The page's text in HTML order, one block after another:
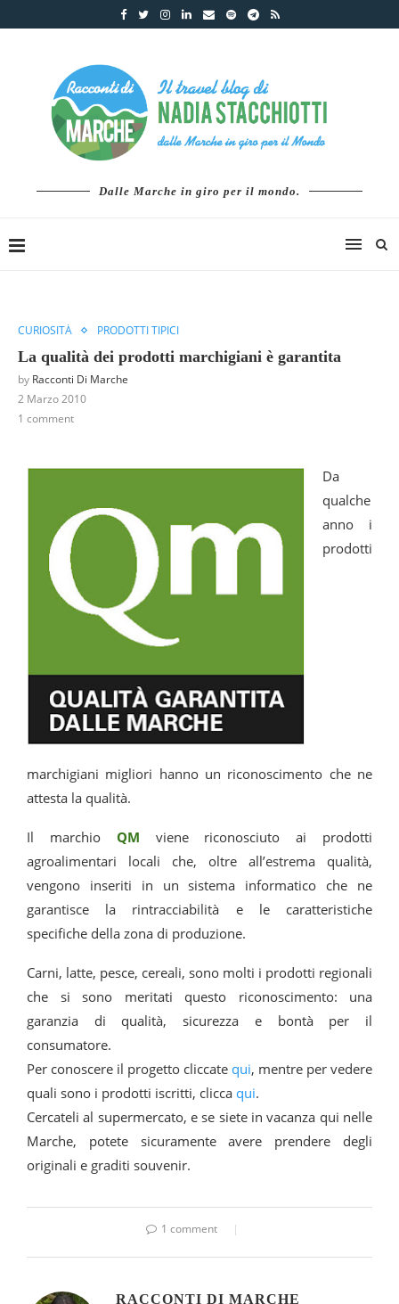
Dalle Marche in giro per il mondo.
CURIOSITÀ PRODOTTI TIPICI
La qualità dei prodotti marchigiani è garantita
by Racconti Di Marche
2 Marzo 2010
1 comment
Da
qualche
anno i
prodotti
marchigiani migliori hanno un riconoscimento che ne
attesta la qualità.
Il marchio QM viene riconosciuto ai prodotti
agroalimentari locali che, oltre all’estrema qualità,
vengono inseriti in un sistema informatico che ne
garantisce la rintracciabilità e le caratteristiche
specifiche della zona di produzione.
Carni, latte, pesce, cereali, sono molti i prodotti regionali
che si sono meritati questo riconoscimento: una
garanzia di qualità, sicurezza e bontà per il
consumatore.
Per conoscere il progetto cliccate qui, mentre per vedere
quali sono i prodotti iscritti, clicca qui.
Cercateli al supermercato, e se siete in vacanza qui nelle
Marche, potete sicuramente avere prendere degli
originali e graditi souvenir.
1 comment
RACCONTI DI MARCHE